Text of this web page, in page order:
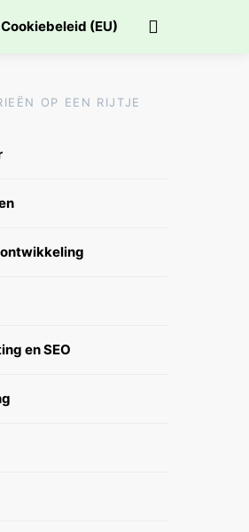
Cookiebeleid (EU)
OP EEN RIJTJE
en SEO